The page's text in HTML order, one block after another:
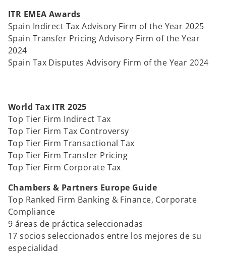
v
a
ITR EMEA Awards
Spain Indirect Tax Advisory Firm of the Year 2025
Spain Transfer Pricing Advisory Firm of the Year
2024
Spain Tax Disputes Advisory Firm of the Year 2024
World Tax ITR 2025
Top Tier Firm Indirect Tax
Top Tier Firm Tax Controversy
Top Tier Firm Transactional Tax
Top Tier Firm Transfer Pricing
Top Tier Firm Corporate Tax
Chambers & Partners Europe Guide
Top Ranked Firm Banking & Finance, Corporate
Compliance
9 áreas de práctica seleccionadas
17 socios seleccionados entre los mejores de su
especialidad